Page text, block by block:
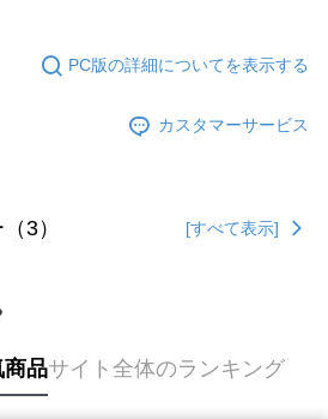
PC版の詳細についてを表示する
カスタマーサービス
3） [すべて表示]
商品サイト全体のランキング